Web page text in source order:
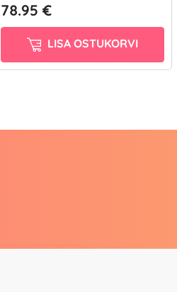
78.95 €
LISA OSTUKORVI